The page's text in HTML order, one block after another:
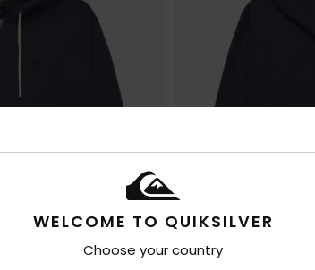
WELCOME TO QUIKSILVER
Choose your country